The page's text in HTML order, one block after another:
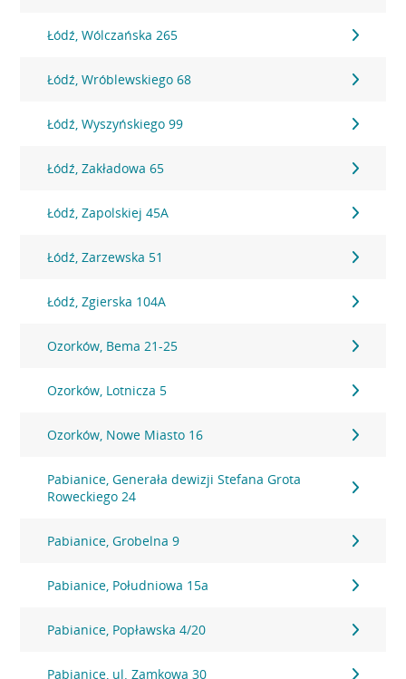
Łódź, Wólczańska 265
Łódź, Wróblewskiego 68
Łódź, Wyszyńskiego 99
Łódź, Zakładowa 65
Łódź, Zapolskiej 45A
Łódź, Zarzewska 51
Łódź, Zgierska 104A
Ozorków, Bema 21-25
Ozorków, Lotnicza 5
Ozorków, Nowe Miasto 16
Pabianice, Generała dewizji Stefana Grota
Roweckiego 24
Pabianice, Grobelna 9
Pabianice, Południowa 15a
Pabianice, Popławska 4/20
Pabianice, ul. Zamkowa 30